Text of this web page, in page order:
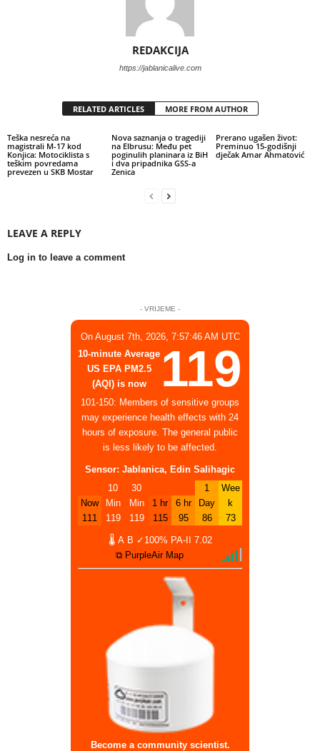
REDAKCIJA
https://jablanicalive.com
RELATED ARTICLES MORE FROM AUTHOR
Teška nesreća na
magistrali M-17 kod
Konjica: Motociklista s
teškim povredama
prevezen u SKB Mostar
Nova saznanja o tragediji
na Elbrusu: Među pet
poginulih planinara iz BiH
i dva pripadnika GSS-a
Zenica
Prerano ugašen život:
Preminuo 15-godišnji
dječak Amar Ahmatović
LEAVE A REPLY
Log in to leave a comment
- VRIJEME -
On August 7th, 2026, 7:57:46 AM UTC
10-minute Average
US EPA PM2.5
(AQI) is now
119
101-150: Members of sensitive groups
may experience health effects with 24
hours of exposure. The general public
is less likely to be affected.
Sensor: Jablanica, Edin Salihagic
Now
111
10
Min
119
30
Min
119
1 hr
115
6 hr
95
1
Day
86
Wee
k
73
🌡 A B ✓100% PA-II
7.02
⧉ PurpleAir Map
Become a community scientist.